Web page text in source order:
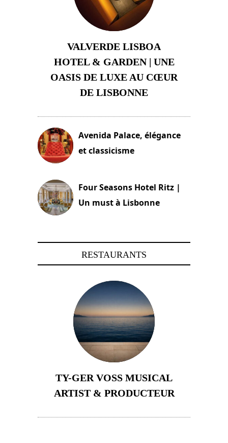
VALVERDE LISBOA
HOTEL & GARDEN | UNE
OASIS DE LUXE AU CŒUR
DE LISBONNE
Avenida Palace, élégance
et classicisme
Four Seasons Hotel Ritz |
Un must à Lisbonne
RESTAURANTS
TY-GER VOSS MUSICAL
ARTIST & PRODUCTEUR